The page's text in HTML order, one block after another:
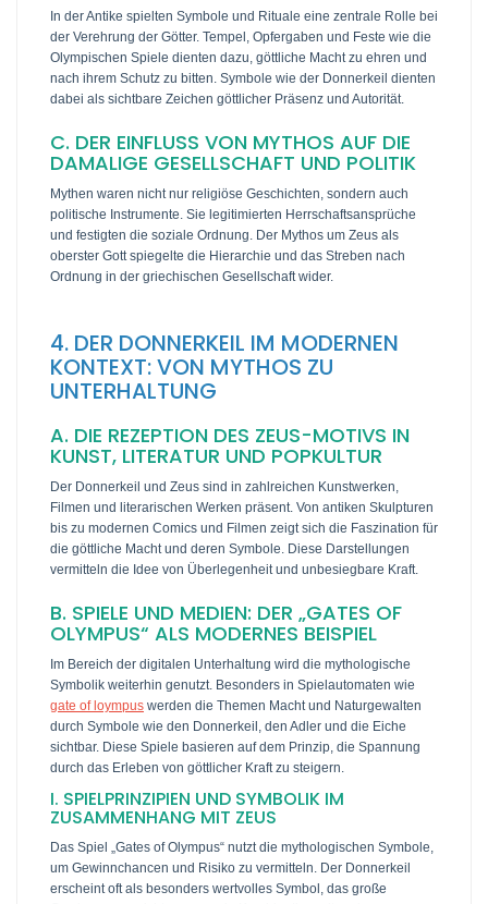
In der Antike spielten Symbole und Rituale eine zentrale Rolle bei
der Verehrung der Götter. Tempel, Opfergaben und Feste wie die
Olympischen Spiele dienten dazu, göttliche Macht zu ehren und
nach ihrem Schutz zu bitten. Symbole wie der Donnerkeil dienten
dabei als sichtbare Zeichen göttlicher Präsenz und Autorität.
C. DER EINFLUSS VON MYTHOS AUF DIE
DAMALIGE GESELLSCHAFT UND POLITIK
Mythen waren nicht nur religiöse Geschichten, sondern auch
politische Instrumente. Sie legitimierten Herrschaftsansprüche
und festigten die soziale Ordnung. Der Mythos um Zeus als
oberster Gott spiegelte die Hierarchie und das Streben nach
Ordnung in der griechischen Gesellschaft wider.
4. DER DONNERKEIL IM MODERNEN
KONTEXT: VON MYTHOS ZU
UNTERHALTUNG
A. DIE REZEPTION DES ZEUS-MOTIVS IN
KUNST, LITERATUR UND POPKULTUR
Der Donnerkeil und Zeus sind in zahlreichen Kunstwerken,
Filmen und literarischen Werken präsent. Von antiken Skulpturen
bis zu modernen Comics und Filmen zeigt sich die Faszination für
die göttliche Macht und deren Symbole. Diese Darstellungen
vermitteln die Idee von Überlegenheit und unbesiegbare Kraft.
B. SPIELE UND MEDIEN: DER „GATES OF
OLYMPUS“ ALS MODERNES BEISPIEL
Im Bereich der digitalen Unterhaltung wird die mythologische
Symbolik weiterhin genutzt. Besonders in Spielautomaten wie
gate of loympus werden die Themen Macht und Naturgewalten
durch Symbole wie den Donnerkeil, den Adler und die Eiche
sichtbar. Diese Spiele basieren auf dem Prinzip, die Spannung
durch das Erleben von göttlicher Kraft zu steigern.
I. SPIELPRINZIPIEN UND SYMBOLIK IM
ZUSAMMENHANG MIT ZEUS
Das Spiel „Gates of Olympus“ nutzt die mythologischen Symbole,
um Gewinnchancen und Risiko zu vermitteln. Der Donnerkeil
erscheint oft als besonders wertvolles Symbol, das große